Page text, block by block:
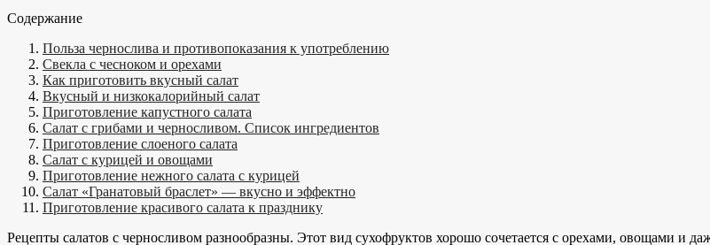
Содержание
Польза чернослива и противопоказания к употреблению
Свекла с чесноком и орехами
Как приготовить вкусный салат
Вкусный и низкокалорийный салат
Приготовление капустного салата
Салат с грибами и черносливом. Список ингредиентов
Приготовление слоеного салата
Салат с курицей и овощами
Приготовление нежного салата с курицей
Салат «Гранатовый браслет» — вкусно и эффектно
Приготовление красивого салата к празднику
Рецепты салатов с черносливом разнообразны. Этот вид сухофруктов хорошо сочетается с орехами, овощами и